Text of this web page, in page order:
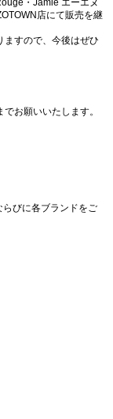
・Jamie エーエヌ
店にて販売を継
ますので、今後はぜひ
お願いいたします。
びに各ブランドをご